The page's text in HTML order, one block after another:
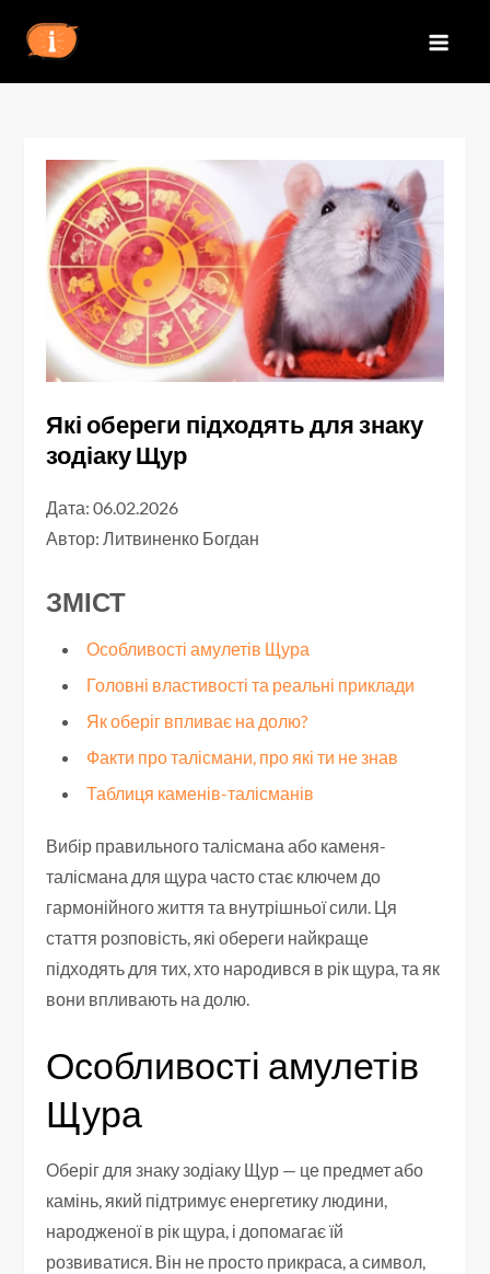
Які обереги підходять для знаку
зодіаку Щур
Дата: 06.02.2026
Автор:Литвиненко Богдан
ЗМІСТ
Особливості амулетів Щура
Головні властивості та реальні приклади
Як оберіг впливає на долю?
Факти про талісмани, про які ти не знав
Таблиця каменів-талісманів
Вибір правильного талісмана або каменя-
талісмана для щура часто стає ключем до
гармонійного життя та внутрішньої сили. Ця
стаття розповість, які обереги найкраще
підходять для тих, хто народився в рік щура, та як
вони впливають на долю.
Особливості амулетів
Щура
Оберіг для знаку зодіаку Щур — це предмет або
камінь, який підтримує енергетику людини,
народженої в рік щура, і допомагає їй
розвиватися. Він не просто прикраса, а символ,